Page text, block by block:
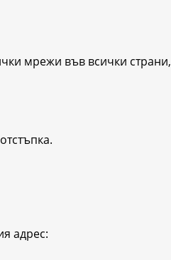
мрежи във всички страни,
адрес: